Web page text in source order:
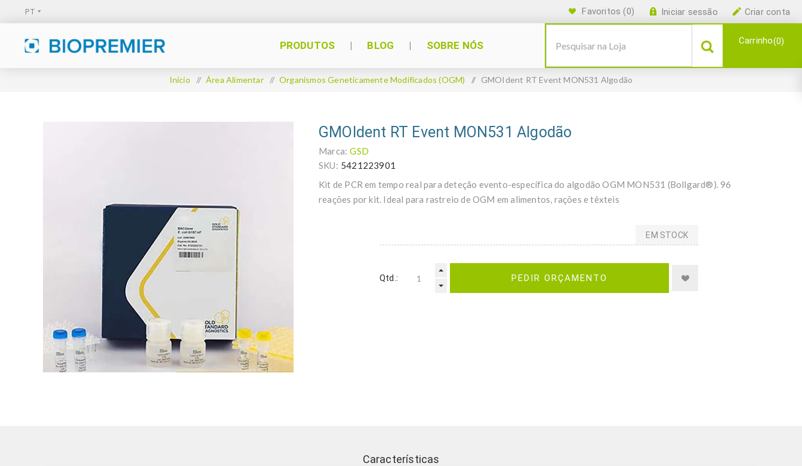
Criar conta
Iniciar sessão
Favoritos (0)
PRODUTOS BLOG SOBRE NÓS Carrinho 0
Início / Área Alimentar / Organismos Geneticamente Modificados (OGM) / GMOIdent RT Event MON531 Algodão
GMOIdent RT Event MON531 Algodão
Marca: GSD
SKU: 5421223901
Kit de PCR em tempo real para deteção evento-específica do algodão OGM MON531 (Bollgard®). 96
reações por kit. Ideal para rastreio de OGM em alimentos, rações e têxteis
EM STOCK
Qtd.: PEDIR ORÇAMENTO
Características